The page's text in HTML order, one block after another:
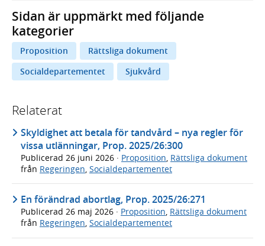
Sidan är uppmärkt med följande
kategorier
Proposition
Rättsliga dokument
Socialdepartementet
Sjukvård
Relaterat
Skyldighet att betala för tandvård – nya regler för
vissa utlänningar, Prop. 2025/26:300
Publicerad 26 juni 2026 · Proposition Rättsliga dokument
från Regeringen Socialdepartementet
En förändrad abortlag, Prop. 2025/26:271
Publicerad 26 maj 2026 · Proposition, Rättsliga dokument
från Regeringen, Socialdepartementet